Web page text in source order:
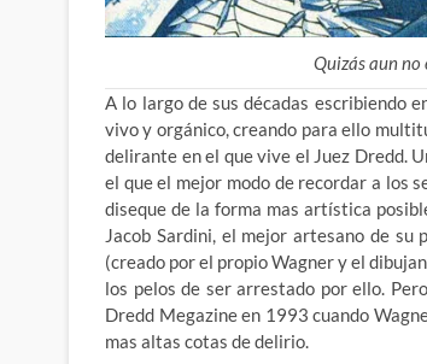
Quizás aun
A lo largo de sus décadas escribiendo
vivo y orgánico, creando para ello
delirante en el que vive el Juez Dredd.
el que el mejor modo de recordar a los
diseque de la forma mas artística
Jacob Sardini, el mejor artesano de
(creado por el propio Wagner y el
los pelos de ser arrestado por ello.
Dredd Megazine en 1993 cuando
mas altas cotas de delirio.